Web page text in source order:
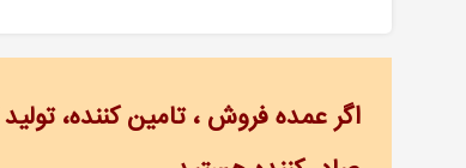
اگر عمده فروش ، تامین کننده، تولید